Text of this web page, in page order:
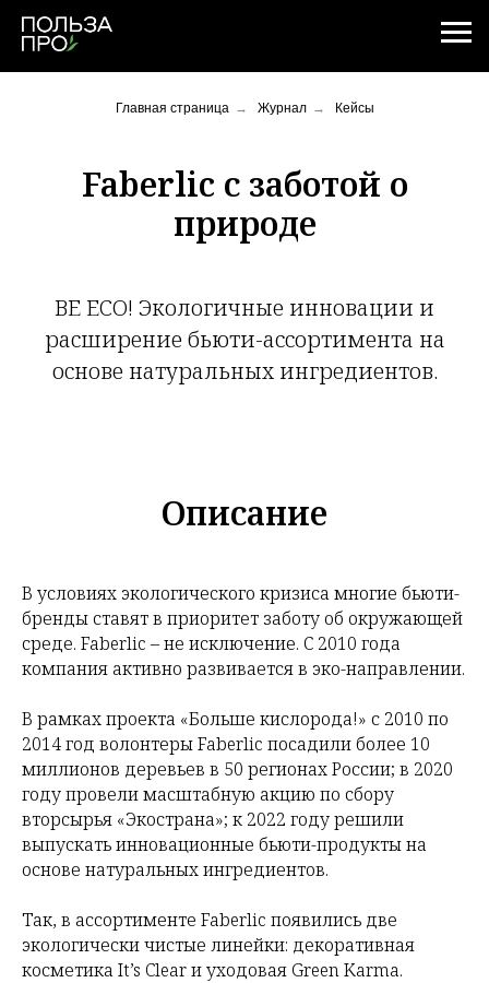
Главная страница → Журнал → Кейсы
Faberlic с заботой о
природе
BE ECO! Экологичные инновации и
расширение бьюти-ассортимента на
основе натуральных ингредиентов.
Описание
В условиях экологического кризиса многие бьюти-
бренды ставят в приоритет заботу об окружающей
среде. Faberlic – не исключение. С 2010 года
компания активно развивается в эко-направлении.
В рамках проекта «Больше кислорода!» с 2010 по
2014 год волонтеры Faberlic посадили более 10
миллионов деревьев в 50 регионах России; в 2020
году провели масштабную акцию по сбору
вторсырья «Экострана»; к 2022 году решили
выпускать инновационные бьюти-продукты на
основе натуральных ингредиентов.
Так, в ассортименте Faberlic появились две
экологически чистые линейки: декоративная
косметика It’s Clear и уходовая Green Karma.